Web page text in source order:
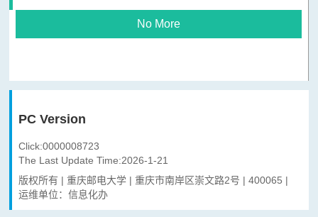
No More
PC Version
Click:0000008723
The Last Update Time:2026-1-21
版权所有 | 重庆邮电大学 | 重庆市南岸区崇文路2号 | 400065 |
运维单位：信息化办